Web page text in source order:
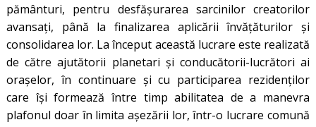
pământuri, pentru desfășurarea sarcinilor creatorilor
avansați, până la finalizarea aplicării învățăturilor și
consolidarea lor. La început această lucrare este realizată
de către ajutătorii planetari și conducătorii-lucrători ai
orașelor, în continuare și cu participarea rezidenților
care își formează între timp abilitatea de a manevra
plafonul doar în limita așezării lor, într-o lucrare comună